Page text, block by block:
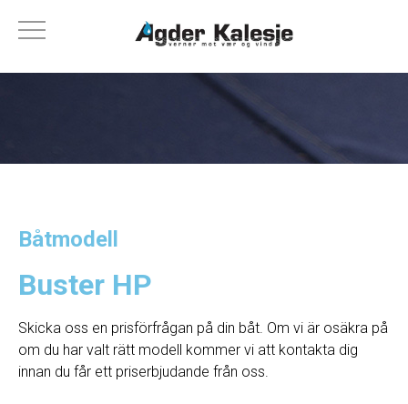
Båtmodell
Buster HP
Skicka oss en prisförfrågan på din båt. Om vi ​​är osäkra på
om du har valt rätt modell kommer vi att kontakta dig
innan du får ett priserbjudande från oss.